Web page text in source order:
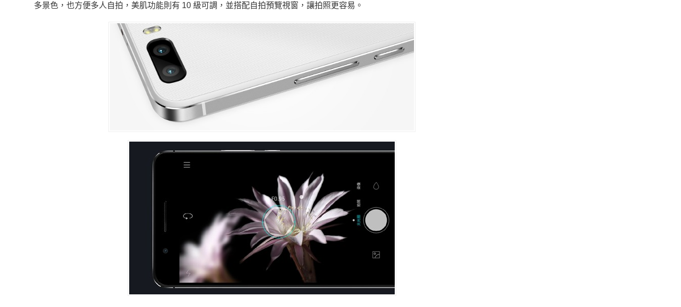
多景色，也方便多人自拍，美肌功能則有 10 級可調，並搭配自拍預覽視窗，讓拍照更容易。